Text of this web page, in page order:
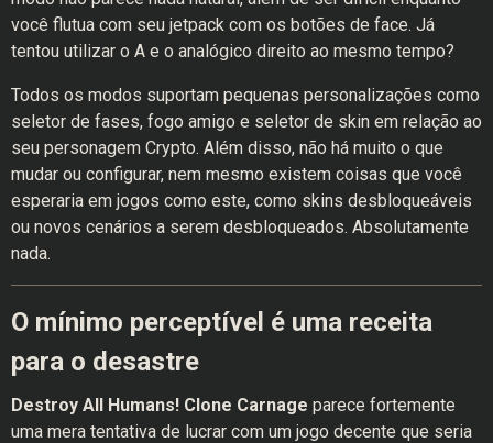
você flutua com seu jetpack com os botões de face. Já
tentou utilizar o A e o analógico direito ao mesmo tempo?
Todos os modos suportam pequenas personalizações como
seletor de fases, fogo amigo e seletor de skin em relação ao
seu personagem Crypto. Além disso, não há muito o que
mudar ou configurar, nem mesmo existem coisas que você
esperaria em jogos como este, como skins desbloqueáveis ​​
ou novos cenários a serem desbloqueados. Absolutamente
nada.
O mínimo perceptível é uma receita
para o desastre
Destroy All Humans! Clone Carnage parece fortemente
uma mera tentativa de lucrar com um jogo decente que seria